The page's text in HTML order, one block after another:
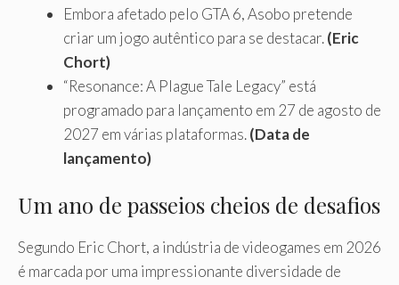
Embora afetado pelo GTA 6, Asobo pretende
criar um jogo autêntico para se destacar.(Eric
Chort)
“Resonance: A Plague Tale Legacy” está
programado para lançamento em 27 de agosto de
2027 em várias plataformas.(Data de
lançamento)
Um ano de passeios cheios de desafios
Segundo Eric Chort, a indústria de videogames em 2026
é marcada por uma impressionante diversidade de